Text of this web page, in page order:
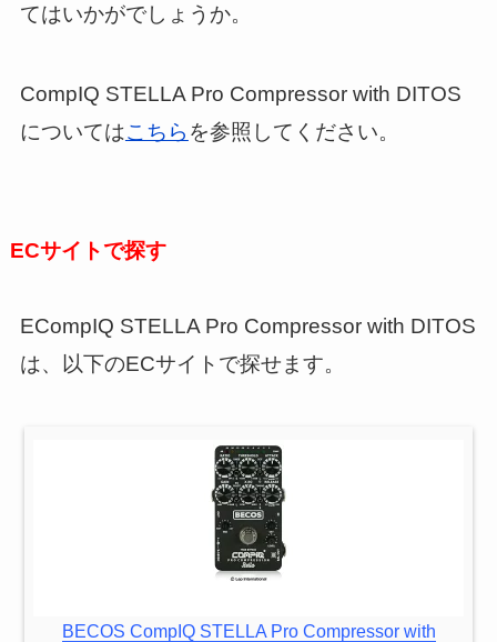
てはいかがでしょうか。
CompIQ STELLA Pro Compressor with DITOS
についてはこちら を参照してください。
ECサイトで探す
ECompIQ STELLA Pro Compressor with DITOS
は、以下のECサイトで探せます。
BECOS CompIQ STELLA Pro Compressor with